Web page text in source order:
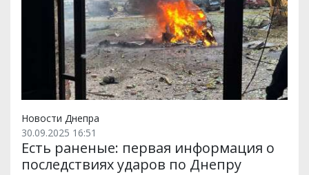
Новости Днепра
30.09.2025 16:51
Есть раненые: первая информация о
последствиях ударов по Днепру